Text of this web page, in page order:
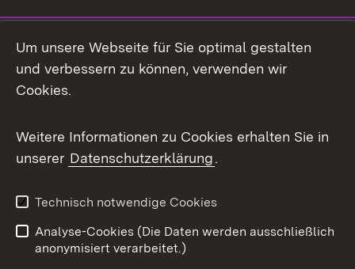
Facebook
X / Twitter
Youtube
Impressum
Kontakt
Um unsere Webseite für Sie optimal gestalten
und verbessern zu können, verwenden wir
Cookies.
Weitere Informationen zu Cookies erhalten Sie in
unserer Datenschutzerklärung.
Technisch notwendige Cookies
Analyse-Cookies (Die Daten werden ausschließlich
anonymisiert verarbeitet.)